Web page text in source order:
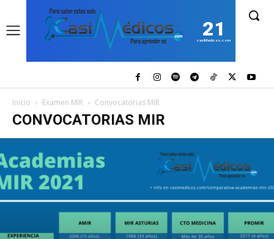
21
casiMedicos.com
Inicio Examen MIR Convocatorias MIR
CONVOCATORIAS MIR